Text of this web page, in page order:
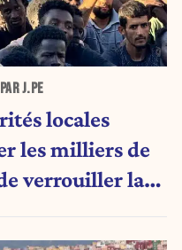
J.PE
locales
les milliers de
verrouiller la